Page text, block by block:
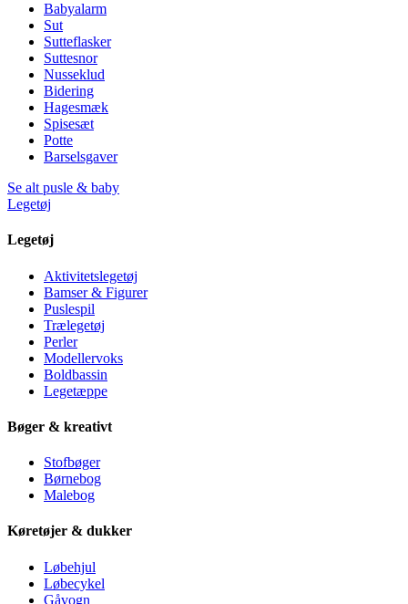
Babyalarm
Sut
Sutteflasker
Suttesnor
Nusseklud
Bidering
Hagesmæk
Spisesæt
Potte
Barselsgaver
Se alt pusle & baby
Legetøj
Legetøj
Aktivitetslegetøj
Bamser & Figurer
Puslespil
Trælegetøj
Perler
Modellervoks
Boldbassin
Legetæppe
Bøger & kreativt
Stofbøger
Børnebog
Malebog
Køretøjer & dukker
Løbehjul
Løbecykel
Gåvogn